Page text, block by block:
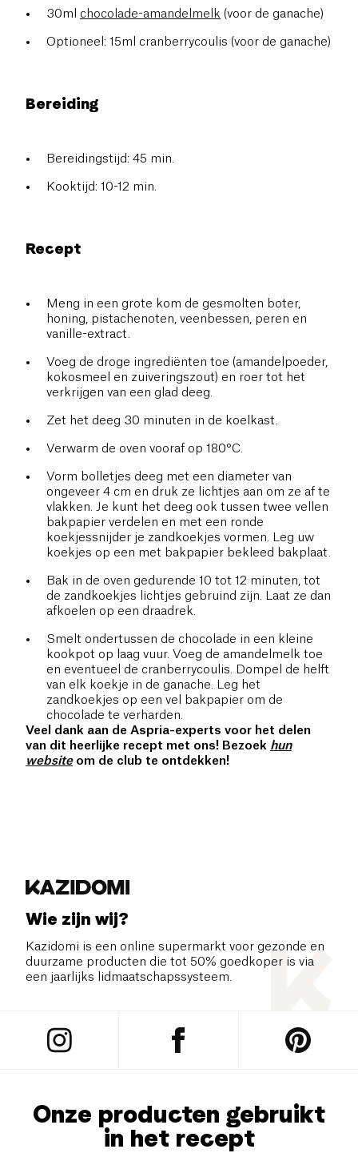
30ml chocolade-amandelmelk (voor de ganache)
Optioneel: 15ml cranberrycoulis (voor de ganache)
Bereiding
Bereidingstijd: 45 min.
Kooktijd: 10-12 min.
Recept
Meng in een grote kom de gesmolten boter,
honing, pistachenoten, veenbessen, peren en
vanille-extract.
Voeg de droge ingrediënten toe (amandelpoeder,
kokosmeel en zuiveringszout) en roer tot het
verkrijgen van een glad deeg.
Zet het deeg 30 minuten in de koelkast.
Verwarm de oven vooraf op 180°C.
Vorm bolletjes deeg met een diameter van
ongeveer 4 cm en druk ze lichtjes aan om ze af te
vlakken. Je kunt het deeg ook tussen twee vellen
bakpapier verdelen en met een ronde
koekjessnijder je zandkoekjes vormen. Leg uw
koekjes op een met bakpapier bekleed bakplaat.
Bak in de oven gedurende 10 tot 12 minuten, tot
de zandkoekjes lichtjes gebruind zijn. Laat ze dan
afkoelen op een draadrek.
Smelt ondertussen de chocolade in een kleine
kookpot op laag vuur. Voeg de amandelmelk toe
en eventueel de cranberrycoulis. Dompel de helft
van elk koekje in de ganache. Leg het
zandkoekjes op een vel bakpapier om de
chocolade te verharden.
Veel dank aan de Aspria-experts voor het delen
van dit heerlijke recept met ons! Bezoek hun
website om de club te ontdekken!
Wie zijn wij?
Kazidomi is een online supermarkt voor gezonde en
duurzame producten die tot 50% goedkoper is via
een jaarlijks lidmaatschapssysteem.
Onze producten gebruikt
in het recept